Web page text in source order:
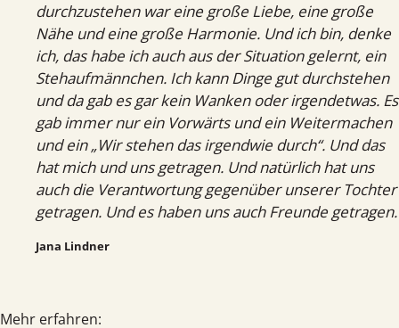
durchzustehen war eine große Liebe, eine große
Nähe und eine große Harmonie. Und ich bin, denke
ich, das habe ich auch aus der Situation gelernt, ein
Stehaufmännchen. Ich kann Dinge gut durchstehen
und da gab es gar kein Wanken oder irgendetwas. Es
gab immer nur ein Vorwärts und ein Weitermachen
und ein „Wir stehen das irgendwie durch“. Und das
hat mich und uns getragen. Und natürlich hat uns
auch die Verantwortung gegenüber unserer Tochter
getragen. Und es haben uns auch Freunde getragen.
Jana Lindner
Mehr erfahren: